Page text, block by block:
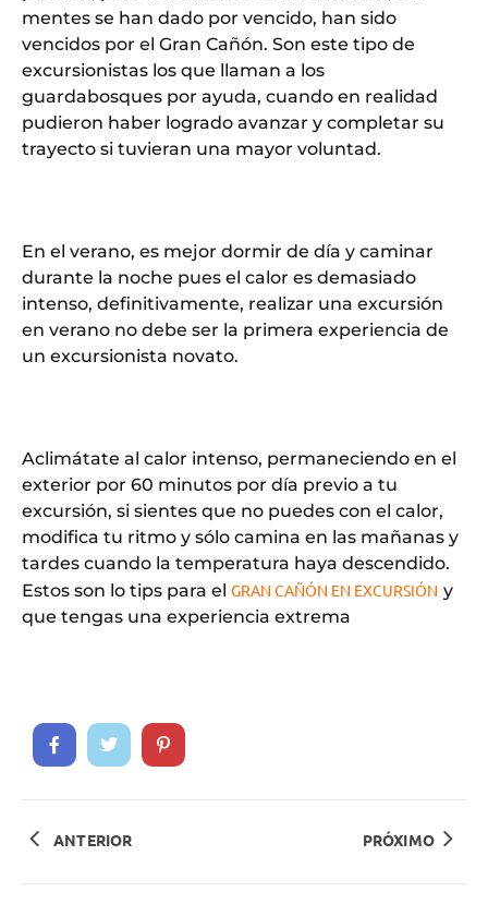
mentes se han dado por vencido, han sido
vencidos por el Gran Cañón. Son este tipo de
excursionistas los que llaman a los
guardabosques por ayuda, cuando en realidad
pudieron haber logrado avanzar y completar su
trayecto si tuvieran una mayor voluntad.
En el verano, es mejor dormir de día y caminar
durante la noche pues el calor es demasiado
intenso, definitivamente, realizar una excursión
en verano no debe ser la primera experiencia de
un excursionista novato.
Aclimátate al calor intenso, permaneciendo en el
exterior por 60 minutos por día previo a tu
excursión, si sientes que no puedes con el calor,
modifica tu ritmo y sólo camina en las mañanas y
tardes cuando la temperatura haya descendido.
Estos son lo tips para el GRAN CAÑÓN EN EXCURSIÓN y
que tengas una experiencia extrema
ANTERIOR PRÓXIMO